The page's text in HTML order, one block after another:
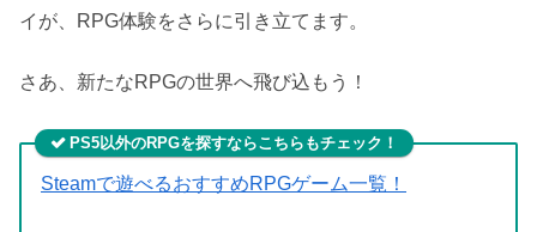
イが、RPG体験をさらに引き立てます。
さあ、新たなRPGの世界へ飛び込もう！
PS5以外のRPGを探すならこちらもチェック！
Steamで遊べるおすすめRPGゲーム一覧！